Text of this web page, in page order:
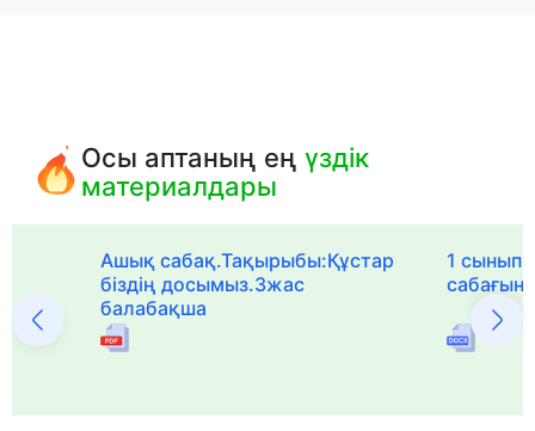
Осы аптаның еңүздік
материалдары
Ашық сабақ.Тақырыбы:Құстар
біздің досымыз.3жас
балабақша
1